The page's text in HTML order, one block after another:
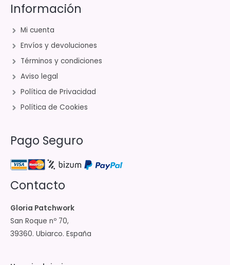
Información
Mi cuenta
Envíos y devoluciones
Términos y condiciones
Aviso legal
Política de Privacidad
Política de Cookies
Pago Seguro
Contacto
Gloria Patchwork
San Roque nº 70,
39360. Ubiarco. España